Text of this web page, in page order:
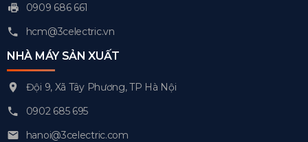
0909 686 661
hcm@3celectric.vn
NHÀ MÁY SẢN XUẤT
Đội 9, Xã Tây Phương, TP Hà Nội
0902 685 695
hanoi@3celectric.com